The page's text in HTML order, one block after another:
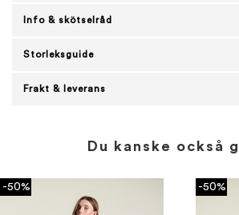
Info & skötselråd
Storleksguide
Frakt & leverans
Du kanske också
-50% -50%